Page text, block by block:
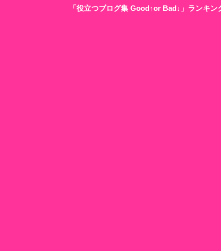
「役立つブログ集 Good↑or Bad↓」ランキ